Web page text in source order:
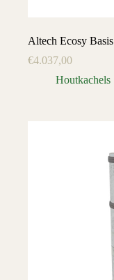
Altech Ecosy Basis
€4.037,00
Houtkachels